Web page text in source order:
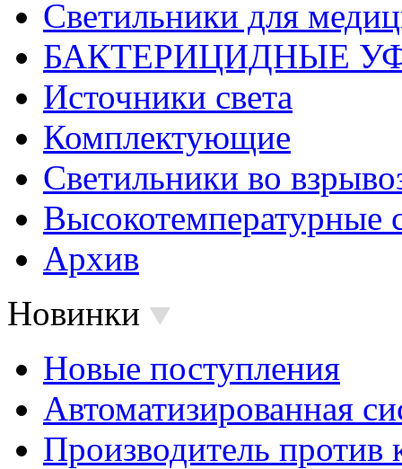
Светильники для
БАКТЕРИЦИДНЫЕ
Источники света
Комплектующие
Светильники во
Высокотемпературные
Архив
Новинки
Новые поступления
Автоматизированная
Производитель против